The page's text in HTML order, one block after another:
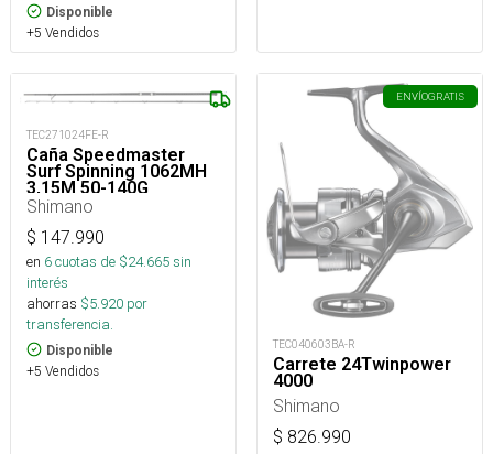
Disponible
+5 Vendidos
TEC271024FE-R
Caña Speedmaster
Surf Spinning 1062MH
3,15M 50-140G
Shimano
$ 147.990
en 6cuotas de $24.665sin
interés
ahorras $5.920 por
transferencia.
Disponible
+5 Vendidos
ENVÍOGRATIS
TEC040603BA-R
Carrete 24Twinpower
4000
Shimano
$ 826.990